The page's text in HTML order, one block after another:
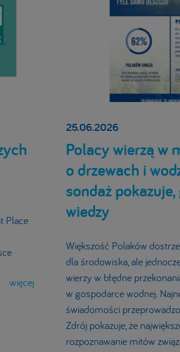
Place
więcej
25.06.2026
Polacy wierzą w
o drzewach i
sondaż
wiedzy
Większość Polaków
dla środowiska, ale
wierzy w błędne
w gospodarce wodnej.
świadomości
Zdrój pokazuje, że
rozpoznawanie mitów